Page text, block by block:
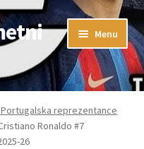
Menu
reprezentance
Ronaldo #7
26